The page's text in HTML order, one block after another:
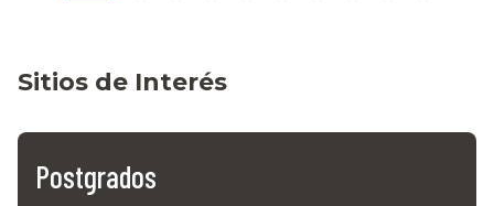
Sitios de Interés
Postgrados